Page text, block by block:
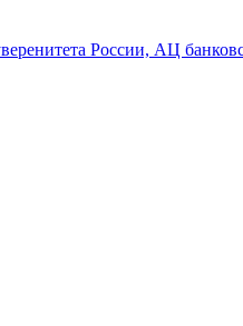
России, АЦ